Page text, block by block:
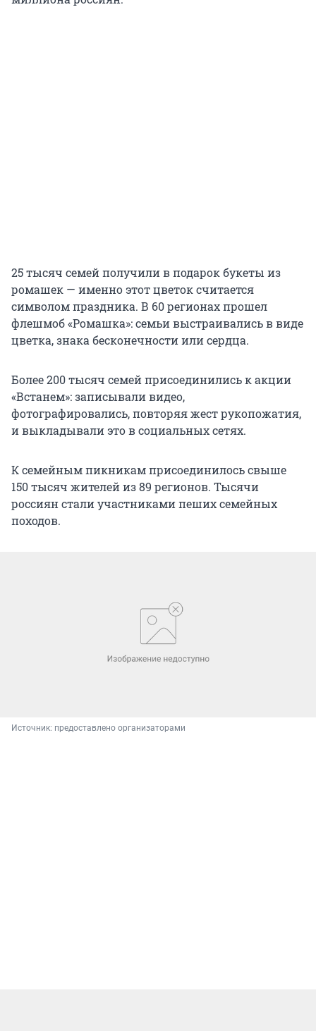
25 тысяч семей получили в подарок букеты из
ромашек — именно этот цветок считается
символом праздника. В 60 регионах прошел
флешмоб «Ромашка»: семьи выстраивались в виде
цветка, знака бесконечности или сердца.
Более 200 тысяч семей присоединились к акции
«Встанем»: записывали видео,
фотографировались, повторяя жест рукопожатия,
и выкладывали это в социальных сетях.
К семейным пикникам присоединилось свыше
150 тысяч жителей из 89 регионов. Тысячи
россиян стали участниками пеших семейных
походов.
Источник: предоставлено организаторами